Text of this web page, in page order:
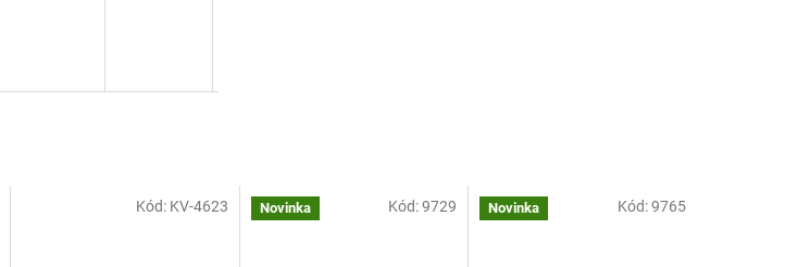
Kód: KV-4623 Novinka Kód:9729 Novinka Kód:9765